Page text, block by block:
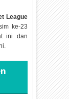
League
ke-23
ini dan